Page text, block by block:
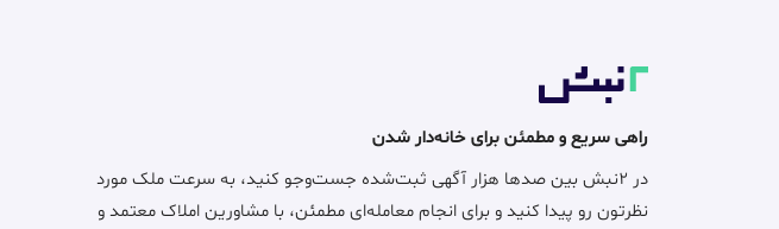
راهی سریع و مطمئن برای خانه‌دار شدن
در ۲نبش بین صدها هزار آگهی ثبت‌شده جست‌وجو کنید، به سرعت ملک مورد
نظرتون رو پیدا کنید و برای انجام معامله‌ای مطمئن، با مشاورین املاک معتمد و